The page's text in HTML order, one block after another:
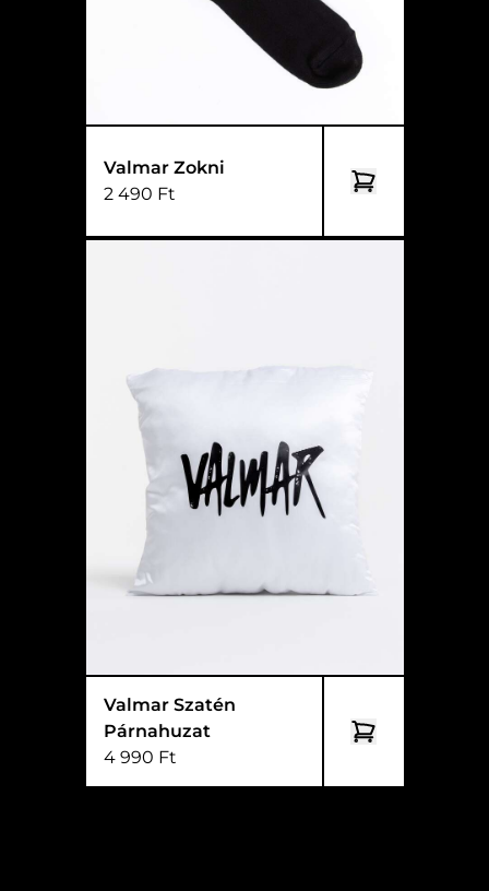
Valmar Zokni
2 490 Ft
Valmar Szatén
Párnahuzat
4 990 Ft